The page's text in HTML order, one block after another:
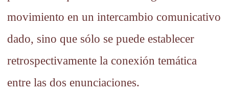
movimiento en un intercambio comunicativo
dado, sino que sólo se puede establecer
retrospectivamente la conexión temática
entre las dos enunciaciones.